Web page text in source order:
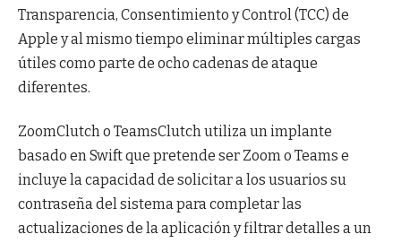
Transparencia, Consentimiento y Control (TCC) de
Apple y al mismo tiempo eliminar múltiples cargas
útiles como parte de ocho cadenas de ataque
diferentes.
ZoomClutch o TeamsClutch utiliza un implante
basado en Swift que pretende ser Zoom o Teams e
incluye la capacidad de solicitar a los usuarios su
contraseña del sistema para completar las
actualizaciones de la aplicación y filtrar detalles a un